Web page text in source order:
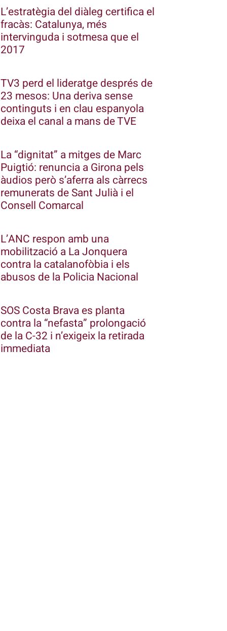
L’estratègia del diàleg certifica el
fracàs: Catalunya, més
intervinguda i sotmesa que el
2017
TV3 perd el lideratge després de
23 mesos: Una deriva sense
continguts i en clau espanyola
deixa el canal a mans de TVE
La “dignitat” a mitges de Marc
Puigtió: renuncia a Girona pels
àudios però s’aferra als càrrecs
remunerats de Sant Julià i el
Consell Comarcal
L’ANC respon amb una
mobilització a La Jonquera
contra la catalanofòbia i els
abusos de la Policia Nacional
SOS Costa Brava es planta
contra la “nefasta” prolongació
de la C-32 i n’exigeix la retirada
immediata